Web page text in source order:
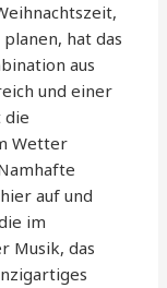
hat das
aus
und einer
die
Wetter
auf und
im
Musik, das